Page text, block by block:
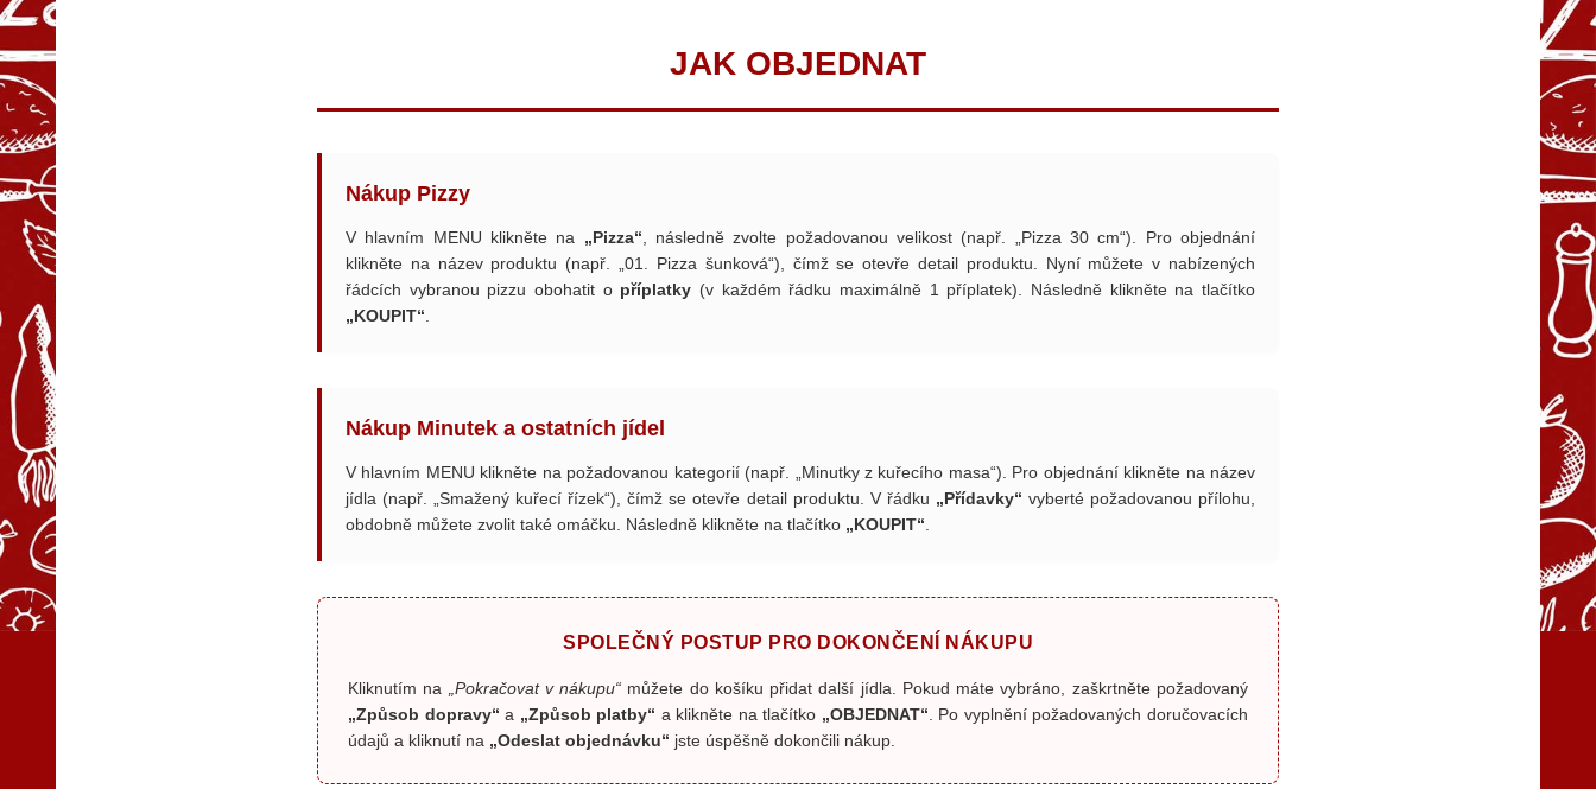
JAK OBJEDNAT
Nákup Pizzy
V hlavním MENU klikněte na „Pizza“ , následně zvolte požadovanou velikost (např. „Pizza 30 cm“). Pro objednání
klikněte na název produktu (např. „01. Pizza šunková“), čímž se otevře detail produktu. Nyní můžete v nabízených
řádcích vybranou pizzu obohatit o příplatky (v každém řádku maximálně 1 příplatek). Následně klikněte na tlačítko
„KOUPIT“
Nákup Minutek a ostatních jídel
V hlavním MENU klikněte na požadovanou kategorií (např. „Minutky z kuřecího masa“). Pro objednání klikněte na název
jídla (např. „Smažený kuřecí řízek“), čímž se otevře detail produktu. V řádku „Přídavky“ vyberté požadovanou přílohu,
obdobně můžete zvolit také omáčku. Následně klikněte na tlačítko „KOUPIT“
SPOLEČNÝ POSTUP PRO DOKONČENÍ NÁKUPU
Kliknutím na „Pokračovat v nákupu“ můžete do košíku přidat další jídla. Pokud máte vybráno, zaškrtněte požadovaný
„Způsob dopravy“ a „Způsob platby“ a klikněte na tlačítko „OBJEDNAT“ . Po vyplnění požadovaných doručovacích
údajů a kliknutí na „Odeslat objednávku“ jste úspěšně dokončili nákup.